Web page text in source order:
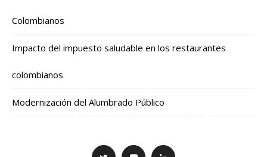
Colombianos
Impacto del impuesto saludable en los restaurantes
colombianos
Modernización del Alumbrado Público